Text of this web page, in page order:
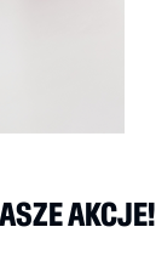
AKCJE!